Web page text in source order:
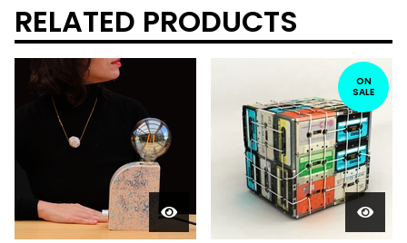
RELATED PRODUCTS
ON
SALE